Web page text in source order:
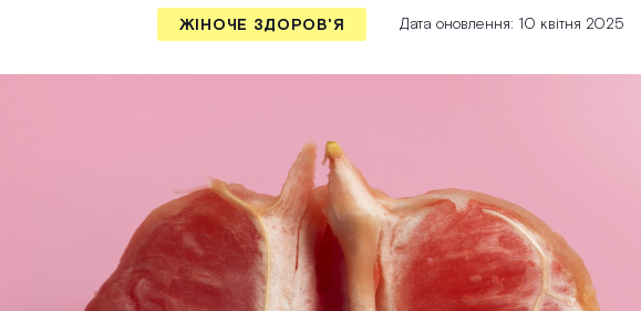
ЖІНОЧЕ ЗДОРОВ'Я Дата оновлення: 10 квітня 2025